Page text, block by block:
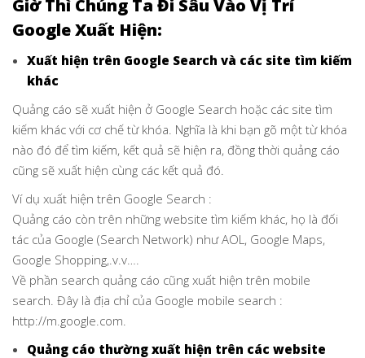
Giờ Thì Chúng Ta Đi Sâu Vào Vị Trí
Google Xuất Hiện:
Xuất hiện trên Google Search và các site tìm kiếm
khác
Quảng cáo sẽ xuất hiện ở Google Search hoặc các site tìm
kiếm khác với cơ chế từ khóa. Nghĩa là khi bạn gõ một từ khóa
nào đó để tìm kiếm, kết quả sẽ hiện ra, đồng thời quảng cáo
cũng sẽ xuất hiện cùng các kết quả đó.
Ví dụ xuất hiện trên Google Search :
Quảng cáo còn trên những website tìm kiếm khác, họ là đối
tác của Google (Search Network) như AOL, Google Maps,
Google Shopping,.v.v….
Về phần search quảng cáo cũng xuất hiện trên mobile
search. Đây là địa chỉ của Google mobile search :
http://m.google.com.
Quảng cáo thường xuất hiện trên các website